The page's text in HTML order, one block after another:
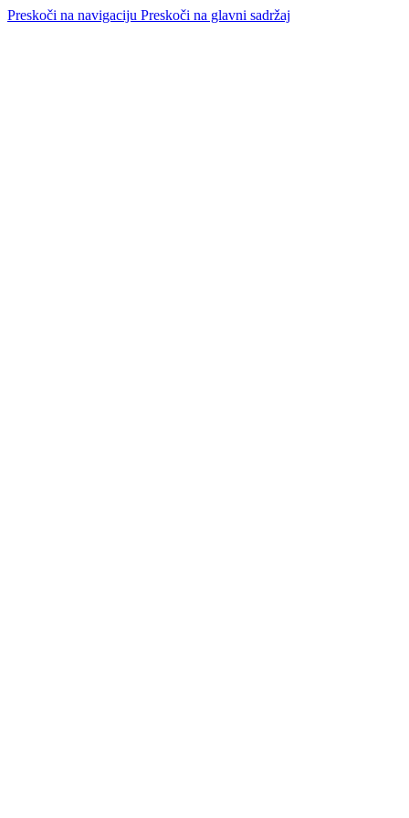
Preskoči na navigaciju Preskoči na glavni sadržaj